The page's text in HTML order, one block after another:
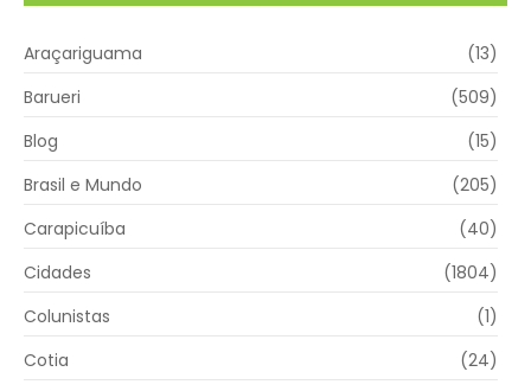
Araçariguama
(13)
Barueri
(509)
Blog
(15)
Brasil e Mundo
(205)
Carapicuíba
(40)
Cidades
(1804)
Colunistas
(1)
Cotia
(24)